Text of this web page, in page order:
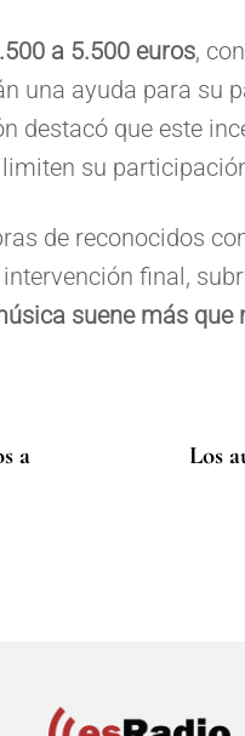
a 5.500 euros,
una ayuda para su
destacó que este
su
de reconocidos
intervención final,
suene más
a
Los